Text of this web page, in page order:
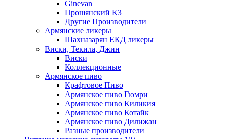
Ginevan
Прошянский КЗ
Другие Производители
Армянские ликеры
Шахназарян ЕКД ликеры
Виски, Текила, Джин
Виски
Коллекционные
Армянское пиво
Крафтовое Пиво
Армянское пиво Гюмри
Армянское пиво Киликия
Армянское пиво Котайк
Армянское пиво Дилижан
Разные производители